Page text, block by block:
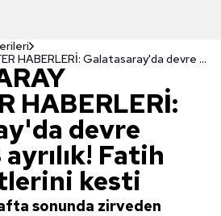
GALATASARAY TRANSFER HABERLERİ: Galatasaray'da devre arasında 3 ayrılık! Fatih Terim biletlerini kesti
HABERLERİ:
devre
Fatih
kesti
sonunda zirveden